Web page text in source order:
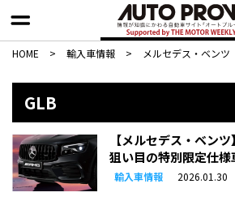
HOME > 輸入車情報 > メルセデス・ベンツ
GLB
【メルセデス・ベン
狙い目の特別限定仕様
輸入車情報 2026.01.30